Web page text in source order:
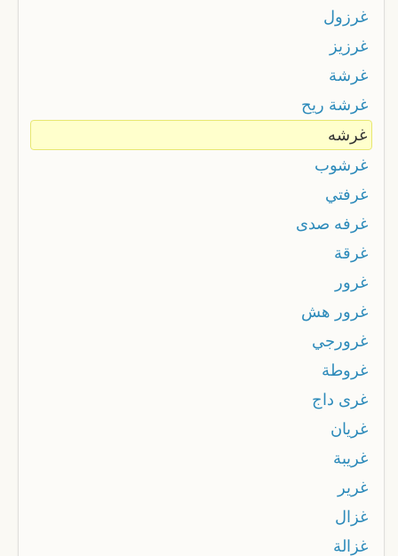
غرزول
غرزيز
غرشة
غرشة ريح
غرشه
غرشوب
غرفتي
غرفه صدى
غرقة
غرور
غرور هش
غرورجي
غروطة
غرى داج
غريان
غريبة
غرير
غزال
غزالة